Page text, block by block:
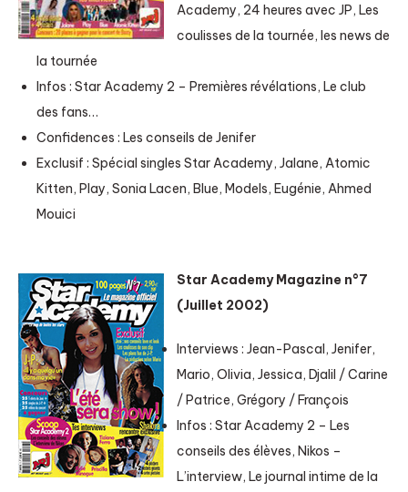
Academy, 24 heures avec JP, Les
coulisses de la tournée, les news de
la tournée
Infos : Star Academy 2 – Premières révélations, Le club
des fans…
Confidences : Les conseils de Jenifer
Exclusif : Spécial singles Star Academy, Jalane, Atomic
Kitten, Play, Sonia Lacen, Blue, Models, Eugénie, Ahmed
Mouici
Star Academy Magazine n°7
(Juillet 2002)
Interviews : Jean-Pascal, Jenifer,
Mario, Olivia, Jessica, Djalil / Carine
/ Patrice, Grégory / François
Infos : Star Academy 2 – Les
conseils des élèves, Nikos –
L’interview, Le journal intime de la